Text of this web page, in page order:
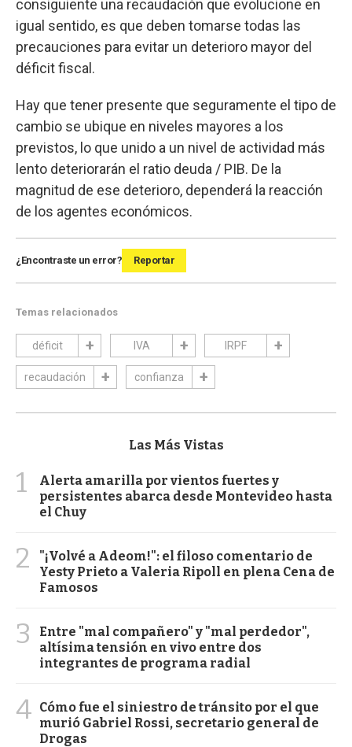
consiguiente una recaudación que evolucione en
igual sentido, es que deben tomarse todas las
precauciones para evitar un deterioro mayor del
déficit fiscal.
Hay que tener presente que seguramente el tipo de
cambio se ubique en niveles mayores a los
previstos, lo que unido a un nivel de actividad más
lento deteriorarán el ratio deuda / PIB. De la
magnitud de ese deterioro, dependerá la reacción
de los agentes económicos.
¿Encontraste un error? Reportar
Temas relacionados
déficit IVA IRPF
recaudación confianza
Las Más Vistas
1
Alerta amarilla por vientos fuertes y
persistentes abarca desde Montevideo hasta
el Chuy
2
"¡Volvé a Adeom!": el filoso comentario de
Yesty Prieto a Valeria Ripoll en plena Cena de
Famosos
3
Entre "mal compañero" y "mal perdedor",
altísima tensión en vivo entre dos
integrantes de programa radial
4 Cómo fue el siniestro de tránsito por el que
murió Gabriel Rossi, secretario general de
Drogas